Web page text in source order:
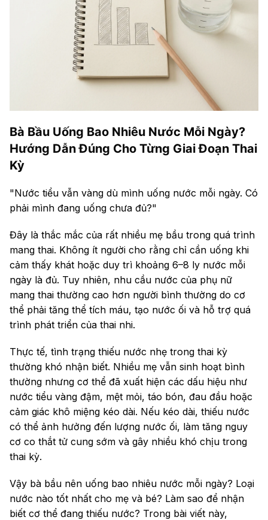
7. Theo dõi màu nước tiểu: thước đo đơn giản
8. Ưu tiên uống nước ấm vào buổi tối: không
nước lạnh sau 8 giờ
9. Súp và canh tính vào lượng nước: không nên
10. Uống thêm sau tập thể dục hoặc đi bộ
11. Trái cây giàu nước là nguồn hydrate bổ sung
12. Đừng đợi khát mới uống: cơ chế khát của
Hydrate và phù thai kỳ: hiểu đúng để không sai
lầm ngược lại
FAQ: Câu hỏi mẹ bầu hay hỏi nhất về uống nước
khi mang thai
Mẹ bầu uống nước dừa được không?
Mẹ bầu bị nghén nặng không uống được nước
lọc thì phải làm sao?
Uống nước quá nhiều có hại không?
nước ngày không?
Có cần uống thêm nước khi trời nóng hoặc mùa
hè?
Kết Luận
Bà Bầu Uống Bao Nhiêu Nước Mỗi Ngày?
Hướng Dẫn Đúng Cho Từng Giai Đoạn Thai
Kỳ
"Nước tiểu vẫn vàng dù mình uống nước mỗi ngày. Có
phải mình đang uống chưa đủ?"
Đây là thắc mắc của rất nhiều mẹ bầu trong quá trình
mang thai. Không ít người cho rằng chỉ cần uống khi
cảm thấy khát hoặc duy trì khoảng 6–8 ly nước mỗi
ngày là đủ. Tuy nhiên, nhu cầu nước của phụ nữ
mang thai thường cao hơn người bình thường do cơ
thể phải tăng thể tích máu, tạo nước ối và hỗ trợ quá
trình phát triển của thai nhi.
Thực tế, tình trạng thiếu nước nhẹ trong thai kỳ
thường khó nhận biết. Nhiều mẹ vẫn sinh hoạt bình
thường nhưng cơ thể đã xuất hiện các dấu hiệu như
nước tiểu vàng đậm, mệt mỏi, táo bón, đau đầu hoặc
cảm giác khô miệng kéo dài. Nếu kéo dài, thiếu nước
có thể ảnh hưởng đến lượng nước ối, làm tăng nguy
cơ co thắt tử cung sớm và gây nhiều khó chịu trong
thai kỳ.
Vậy bà bầu nên uống bao nhiêu nước mỗi ngày? Loại
nước nào tốt nhất cho mẹ và bé? Làm sao để nhận
biết cơ thể đang thiếu nước? Trong bài viết này,